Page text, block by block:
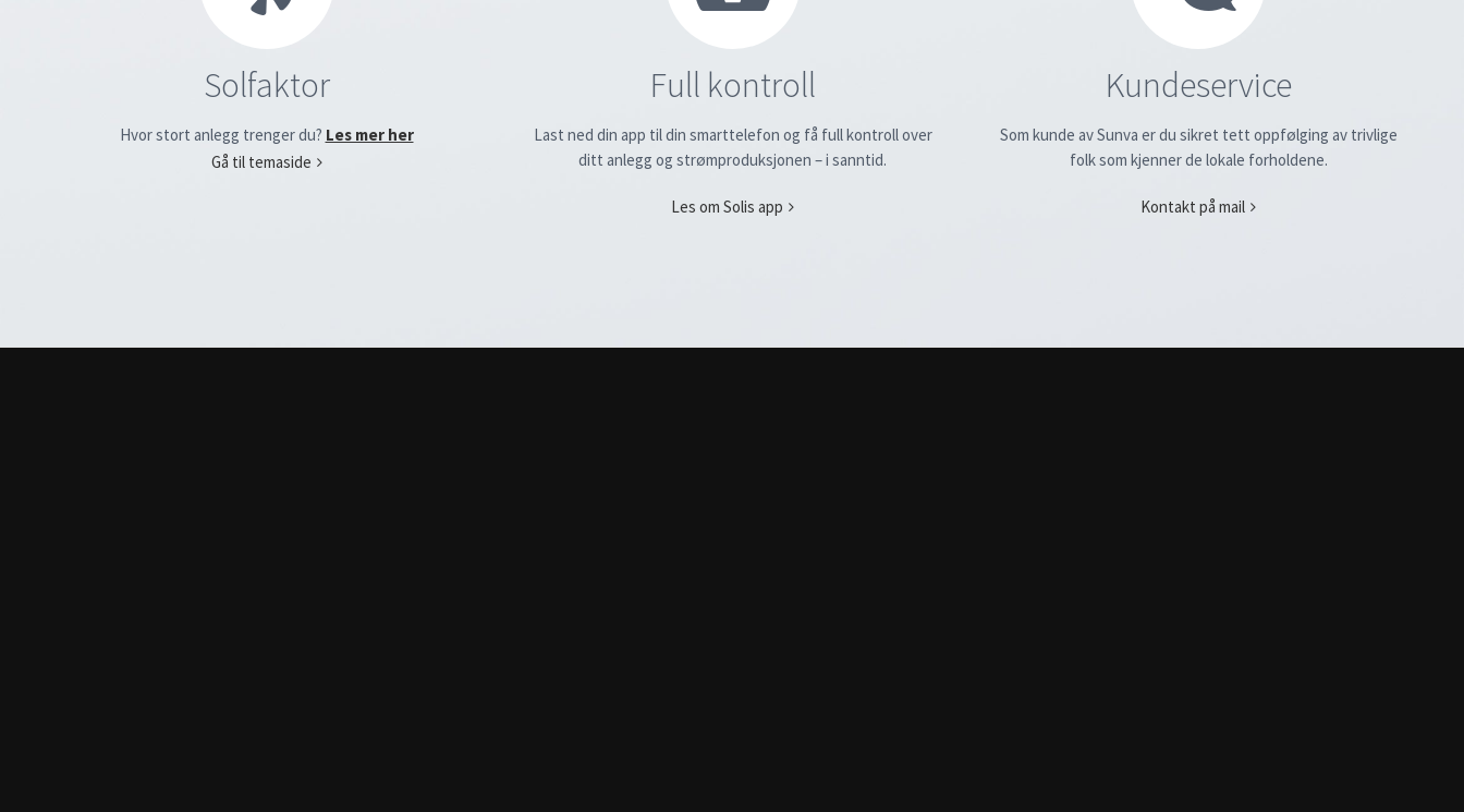
Solfaktor
Hvor stort anlegg trenger du? Les mer her
Gå til temaside
Full kontroll
Last ned din app til din smarttelefon og få full kontroll over
ditt anlegg og strømproduksjonen – i sanntid.
Les om Solis app
Kundeservice
Som kunde av Sunva er du sikret tett oppfølging av trivlige
folk som kjenner de lokale forholdene.
Kontakt på mail